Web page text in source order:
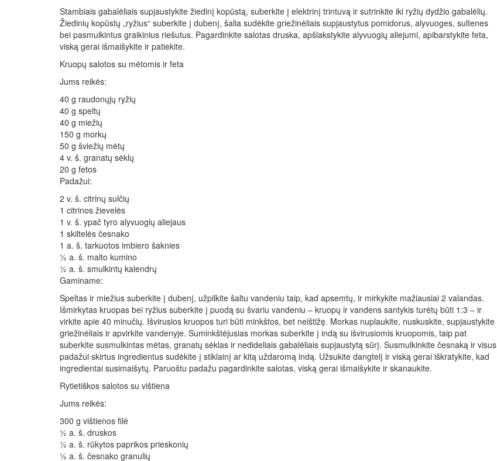
Stambiais gabalėliais supjaustykite žiedinį kopūstą, suberkite į elektrinį trintuvą ir sutrinkite iki ryžių dydžio gabalėlių.
Žiedinių kopūstų „ryžius“ suberkite į dubenį, šalia sudėkite griežinėliais supjaustytus pomidorus, alyvuoges, sultenes
bei pasmulkintus graikinius riešutus. Pagardinkite salotas druska, apšlakstykite alyvuogių aliejumi, apibarstykite feta,
viską gerai išmaišykite ir patiekite.
Kruopų salotos su mėtomis ir feta
Jums reikės:
40 g raudonųjų ryžių
40 g speltų
40 g miežių
150 g morkų
50 g šviežių mėtų
4 v. š. granatų sėklų
20 g fetos
Padažui:
2 v. š. citrinų sulčių
1 citrinos žievelės
1 v. š. ypač tyro alyvuogių aliejaus
1 skiltelės česnako
1 a. š. tarkuotos imbiero šaknies
½ a. š. malto kumino
½ a. š. smulkintų kalendrų
Gaminame:
Speltas ir miežius suberkite į dubenį, užpilkite šaltu vandeniu taip, kad apsemtų, ir mirkykite mažiausiai 2 valandas.
Išmirkytas kruopas bei ryžius suberkite į puodą su švariu vandeniu – kruopų ir vandens santykis turėtų būti 1:3 – ir
virkite apie 40 minučių. Išvirusios kruopos turi būti minkštos, bet neištižę. Morkas nuplaukite, nuskuskite, supjaustykite
griežinėliais ir apvirkite vandenyje. Suminkštėjusias morkas suberkite į indą su išvirusiomis kruopomis, taip pat
suberkite susmulkintas mėtas, granatų sėklas ir nedideliais gabalėliais supjaustytą sūrį. Susmulkinkite česnaką ir visus
padažui skirtus ingredientus sudėkite į stiklainį ar kitą uždaromą indą. Užsukite dangtelį ir viską gerai iškratykite, kad
ingredientai susimaišytų. Paruoštu padažu pagardinkite salotas, viską gerai išmaišykite ir skanaukite.
Rytietiškos salotos su vištiena
Jums reikės:
300 g vištienos filė
½ a. š. druskos
½ a. š. rūkytos paprikos prieskonių
½ a. š. česnako granulių